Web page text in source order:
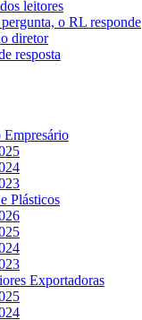
leitores
o RL responde
diretor
resposta
Empresário
Plásticos
Exportadoras